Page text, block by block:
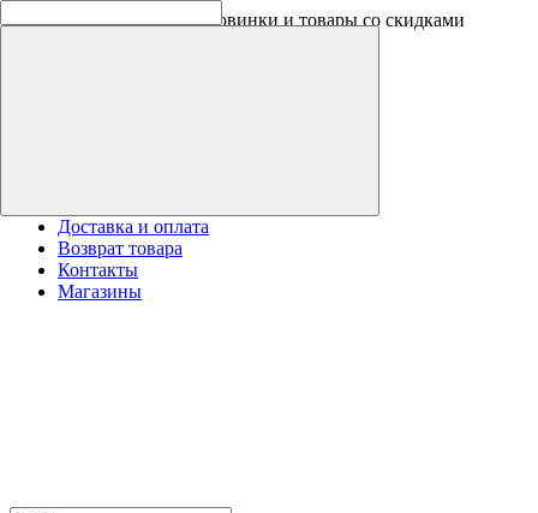
Скидки на новинки до -30%
Доставка и оплата
Возврат товара
Контакты
Магазины